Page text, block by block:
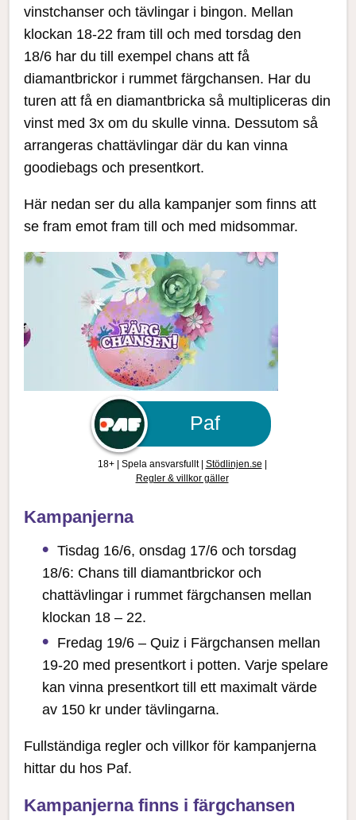
vinstchanser och tävlingar i bingon. Mellan
klockan 18-22 fram till och med torsdag den
18/6 har du till exempel chans att få
diamantbrickor i rummet färgchansen. Har du
turen att få en diamantbricka så multipliceras din
vinst med 3x om du skulle vinna. Dessutom så
arrangeras chattävlingar där du kan vinna
goodiebags och presentkort.
Här nedan ser du alla kampanjer som finns att
se fram emot fram till och med midsommar.
Paf
18+ | Spela ansvarsfullt | Stödlinjen.se |
Regler & villkor gäller
Kampanjerna
Tisdag 16/6, onsdag 17/6 och torsdag
18/6: Chans till diamantbrickor och
chattävlingar i rummet färgchansen mellan
klockan 18 – 22.
Fredag 19/6 – Quiz i Färgchansen mellan
19-20 med presentkort i potten. Varje spelare
kan vinna presentkort till ett maximalt värde
av 150 kr under tävlingarna.
Fullständiga regler och villkor för kampanjerna
hittar du hos Paf.
Kampanjerna finns i färgchansen